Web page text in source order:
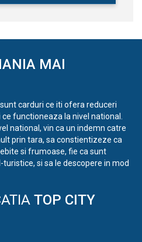
MAI
sunt carduri ce iti ofera reduceri
functioneaza la nivel national.
national, vin ca un indemn catre
prin tara, sa constientizeze ca
si frumoase, fie ca sunt
si sa le descopere in mod
TOP CITY